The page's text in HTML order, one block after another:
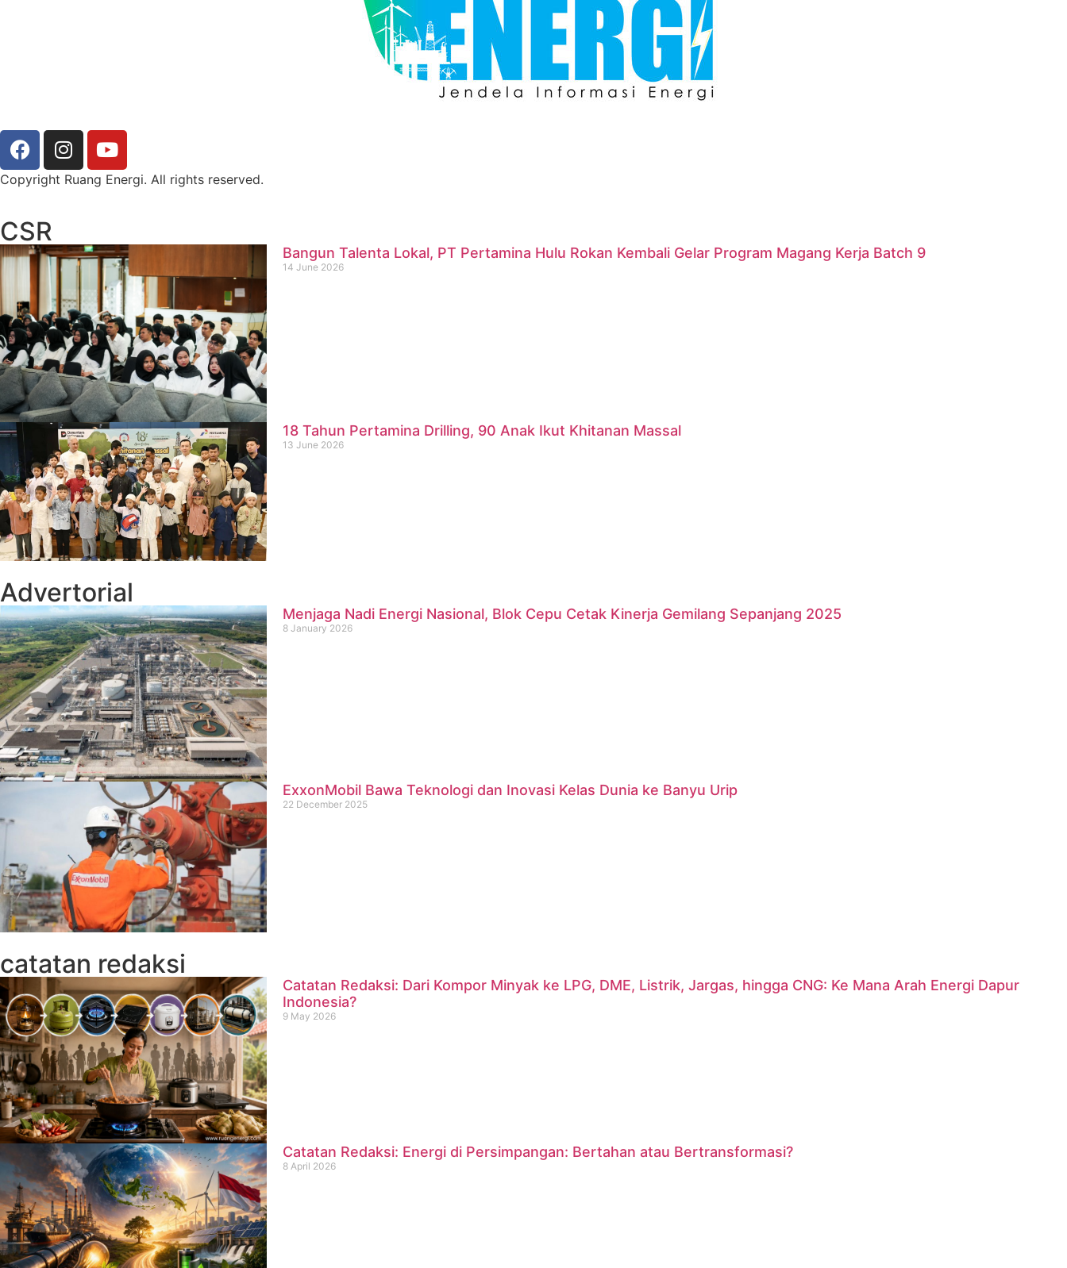
Copyright Ruang Energi. All rights reserved.
CSR
Bangun Talenta Lokal, PT Pertamina Hulu Rokan Kembali Gelar Program Magang Kerja Batch 9
14 June 2026
18 Tahun Pertamina Drilling, 90 Anak Ikut Khitanan Massal
13 June 2026
Advertorial
Menjaga Nadi Energi Nasional, Blok Cepu Cetak Kinerja Gemilang Sepanjang 2025
8 January 2026
ExxonMobil Bawa Teknologi dan Inovasi Kelas Dunia ke Banyu Urip
22 December 2025
catatan redaksi
Catatan Redaksi: Dari Kompor Minyak ke LPG, DME, Listrik, Jargas, hingga CNG: Ke Mana Arah Energi Dapur
Indonesia?
9 May 2026
Catatan Redaksi: Energi di Persimpangan: Bertahan atau Bertransformasi?
8 April 2026